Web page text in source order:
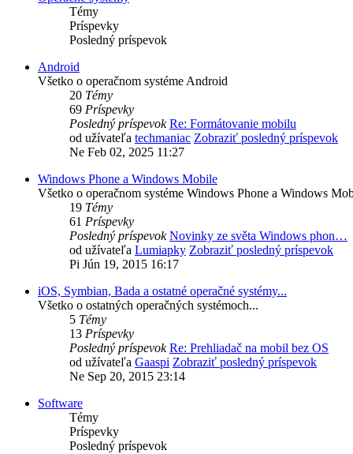
Témy
Príspevky
Posledný príspevok
Android
Všetko o operačnom systéme Android
20 Témy
69 Príspevky
Posledný príspevok Re: Formátovanie mobilu
od užívateľa techmaniac Zobraziť posledný príspevok
Ne Feb 02, 2025 11:27
Windows Phone a Windows Mobile
Všetko o operačnom systéme Windows Phone a Windows
19 Témy
61 Príspevky
Posledný príspevok Novinky ze světa Windows phon…
od užívateľa Lumiapky Zobraziť posledný príspevok
Pi Jún 19, 2015 16:17
iOS, Symbian, Bada a ostatné operačné systémy...
Všetko o ostatných operačných systémoch...
5 Témy
13 Príspevky
Posledný príspevok Re: Prehliadač na mobil bez OS
od užívateľa Gaaspi Zobraziť posledný príspevok
Ne Sep 20, 2015 23:14
Software
Témy
Príspevky
Posledný príspevok